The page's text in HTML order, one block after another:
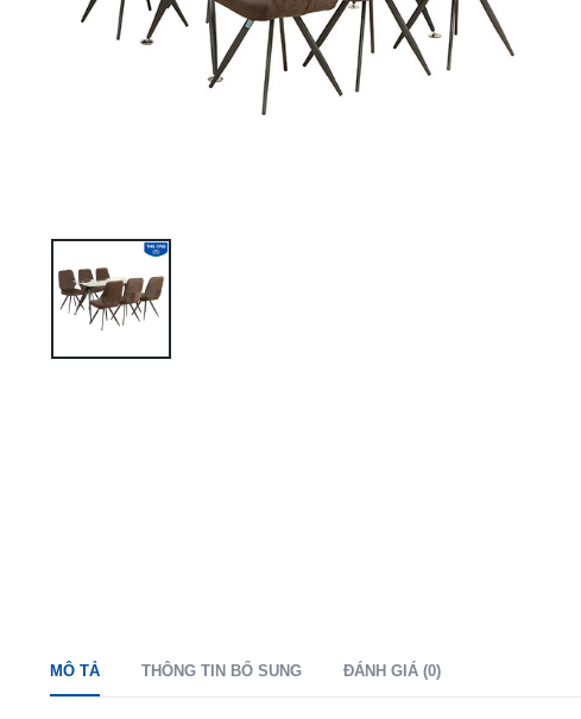
MÔ TẢ THÔNG TIN BỔ SUNG ĐÁNH GIÁ (0)